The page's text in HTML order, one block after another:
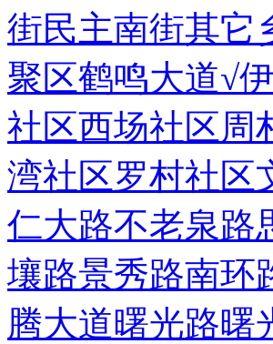
街民主南街其它
聚区鹤鸣大道√
社区西场社区周
湾社区罗村社区
仁大路不老泉路
壤路景秀路南环
腾大道曙光路曙